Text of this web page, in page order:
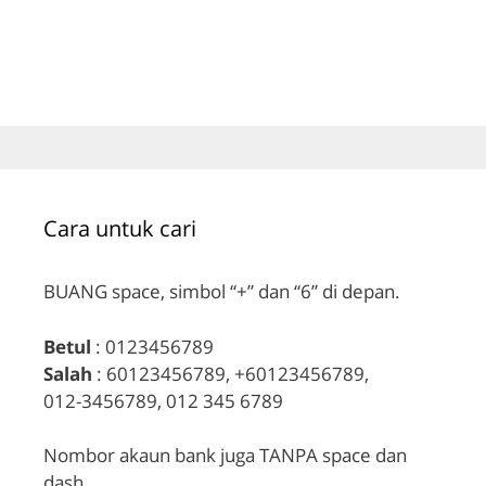
Cara untuk cari
BUANG space, simbol “+” dan “6” di depan.
Betul : 0123456789
Salah : 60123456789, +60123456789,
012-3456789, 012 345 6789
Nombor akaun bank juga TANPA space dan